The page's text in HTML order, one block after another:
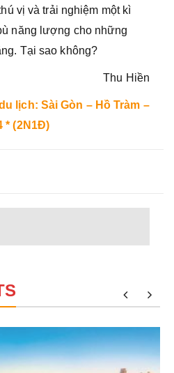
vị và trải nghiệm một kì
năng lượng cho những
Tại sao không?
Thu Hiền
lịch: Sài Gòn – Hồ Tràm –
* (2N1Đ)